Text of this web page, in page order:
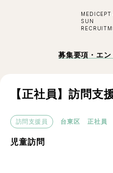
SUN
学び・成長
入社お祝
募集要項・エン
【正社員】訪問支
訪問支援員 台東区 正社員
児童訪問